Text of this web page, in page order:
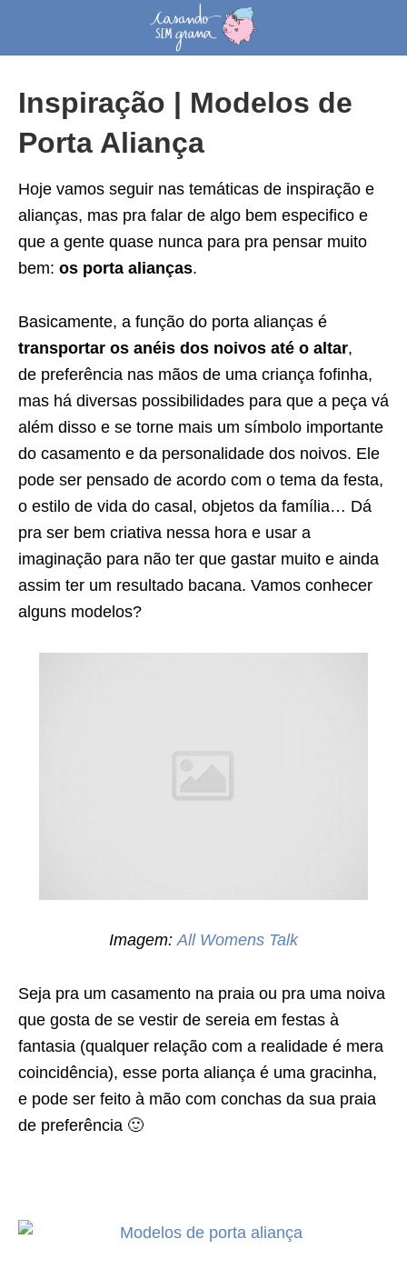
Inspiração | Modelos de
Porta Aliança
Hoje vamos seguir nas temáticas de inspiração e
alianças, mas pra falar de algo bem especifico e
que a gente quase nunca para pra pensar muito
bem: os porta alianças.
Basicamente, a função do porta alianças é
transportar os anéis dos noivos até o altar,
de preferência nas mãos de uma criança fofinha,
mas há diversas possibilidades para que a peça vá
além disso e se torne mais um símbolo importante
do casamento e da personalidade dos noivos. Ele
pode ser pensado de acordo com o tema da festa,
o estilo de vida do casal, objetos da família… Dá
pra ser bem criativa nessa hora e usar a
imaginação para não ter que gastar muito e ainda
assim ter um resultado bacana. Vamos conhecer
alguns modelos?
Imagem:All Womens Talk
Seja pra um casamento na praia ou pra uma noiva
que gosta de se vestir de sereia em festas à
fantasia (qualquer relação com a realidade é mera
coincidência), esse porta aliança é uma gracinha,
e pode ser feito à mão com conchas da sua praia
de preferência 🙂